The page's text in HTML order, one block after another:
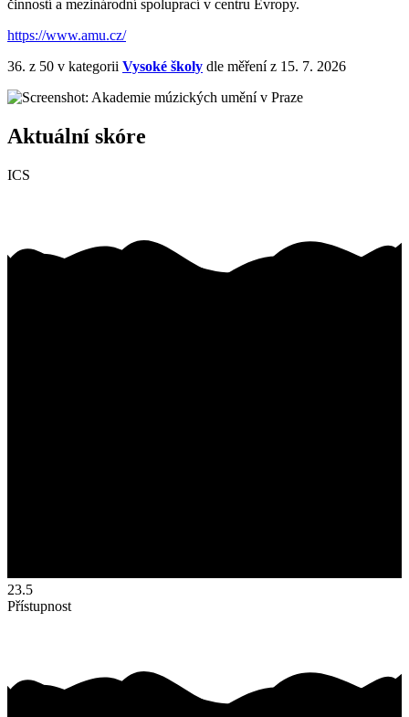
činností a mezinárodní spoluprací v centru Evropy.
https://www.amu.cz/
36. z 50 v kategorii Vysoké školy dle měření z 15. 7. 2026
Aktuální skóre
ICS
23.5
Přístupnost